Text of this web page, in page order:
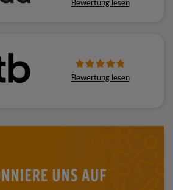
Bewertung lesen
Bewertung lesen